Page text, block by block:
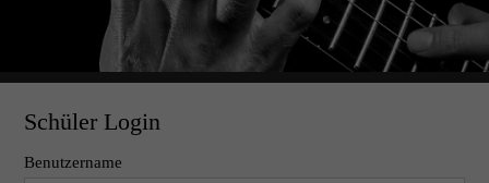
Schüler Login
Benutzername